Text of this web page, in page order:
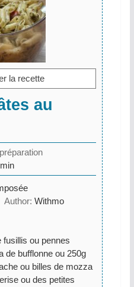
la recette
au
min
Author: Withmo
fusillis ou pennes
de bufflonne ou 250g
ou billes de mozza
ou des petites